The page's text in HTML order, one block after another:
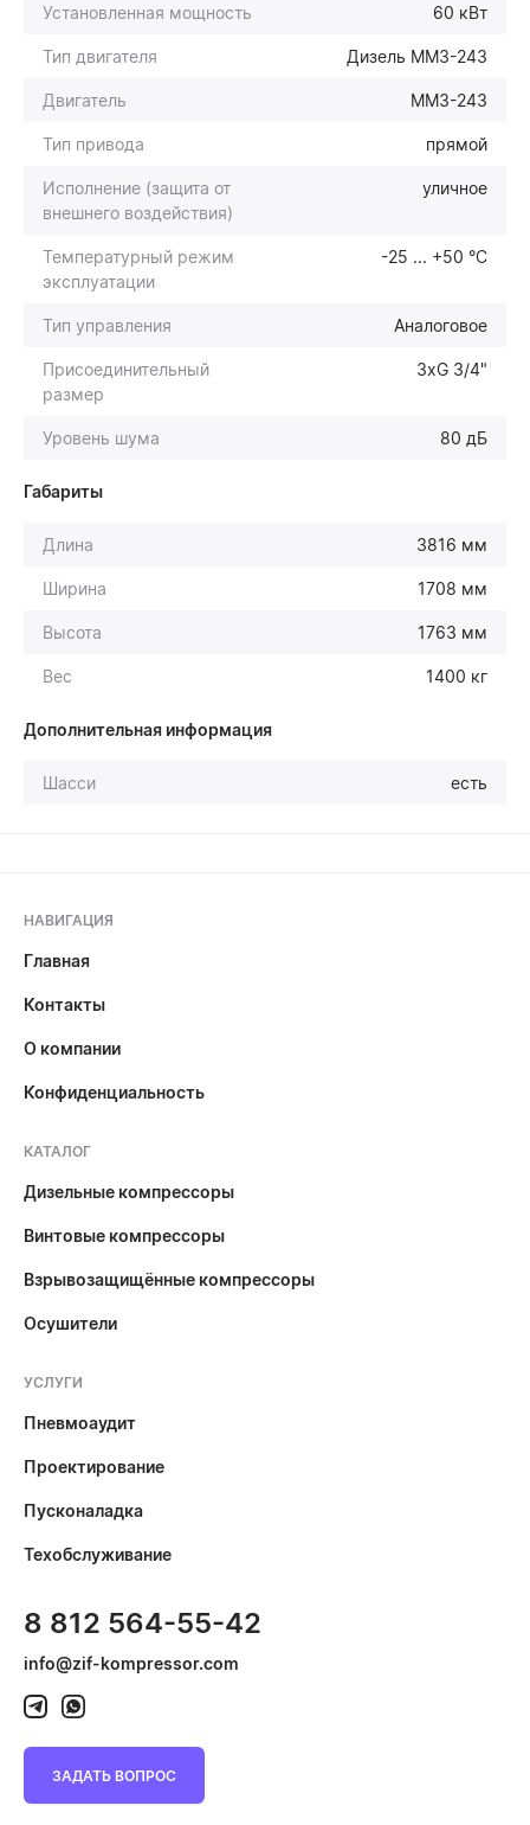
Установленная мощность 60 кВт
Тип двигателя Дизель ММЗ-243
Двигатель ММЗ-243
Тип привода прямой
Исполнение (защита от
внешнего воздействия)
уличное
Температурный режим
эксплуатации
-25 ... +50 °С
Тип управления Аналоговое
Присоединительный
размер
3хG 3/4"
Уровень шума 80 дБ
Габариты
Длина 3816 мм
Ширина 1708 мм
Высота 1763 мм
Вес 1400 кг
Дополнительная информация
Шасси есть
НАВИГАЦИЯ
Главная
Контакты
О компании
Конфиденциальность
КАТАЛОГ
Дизельные компрессоры
Винтовые компрессоры
Взрывозащищённые компрессоры
Осушители
УСЛУГИ
Пневмоаудит
Проектирование
Пусконаладка
Техобслуживание
8 812 564-55-42
info@zif-kompressor.com
ЗАДАТЬ ВОПРОС